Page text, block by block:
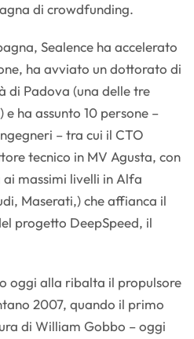
di crowdfunding.
Sealence ha accelerato
ha avviato un dottorato di
di Padova (una delle tre
ha assunto 10 persone –
– tra cui il CTO
tecnico in MV Agusta, con
massimi livelli in Alfa
Maserati,) che affianca il
progetto DeepSpeed, il
oggi alla ribalta il propulsore
2007, quando il primo
di William Gobbo – oggi